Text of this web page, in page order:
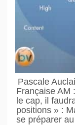
Pascale
Française AM
le cap, il
positions » :
se préparer